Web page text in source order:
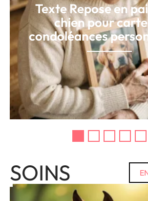
Texte Repose en
chien pour
condoléances
SOINS